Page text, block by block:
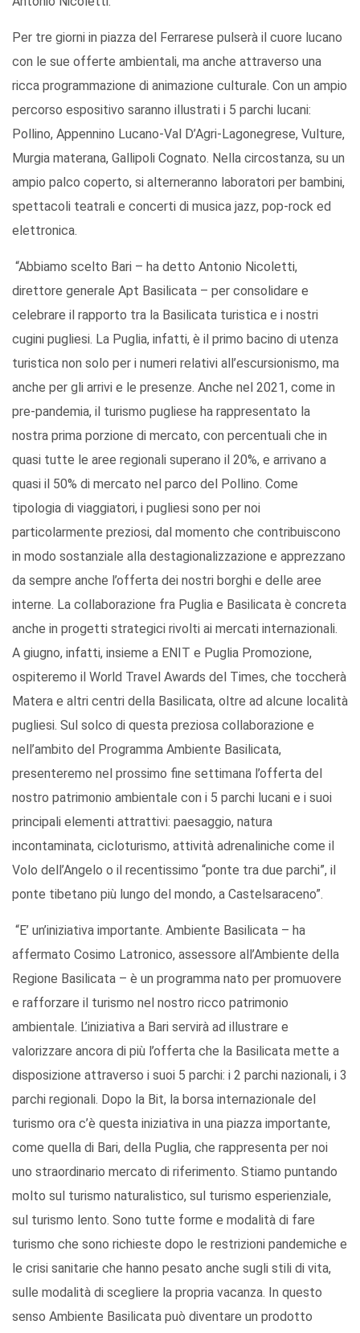
Per tre giorni in piazza del Ferrarese pulserà il cuore lucano
con le sue offerte ambientali, ma anche attraverso una
ricca programmazione di animazione culturale. Con un ampio
percorso espositivo saranno illustrati i 5 parchi lucani:
Pollino, Appennino Lucano-Val D’Agri-Lagonegrese, Vulture,
Murgia materana, Gallipoli Cognato. Nella circostanza, su un
ampio palco coperto, si alterneranno laboratori per bambini,
spettacoli teatrali e concerti di musica jazz, pop-rock ed
elettronica.
“Abbiamo scelto Bari – ha detto Antonio Nicoletti,
direttore generale Apt Basilicata – per consolidare e
celebrare il rapporto tra la Basilicata turistica e i nostri
cugini pugliesi. La Puglia, infatti, è il primo bacino di utenza
turistica non solo per i numeri relativi all’escursionismo, ma
anche per gli arrivi e le presenze. Anche nel 2021, come in
pre-pandemia, il turismo pugliese ha rappresentato la
nostra prima porzione di mercato, con percentuali che in
quasi tutte le aree regionali superano il 20%, e arrivano a
quasi il 50% di mercato nel parco del Pollino. Come
tipologia di viaggiatori, i pugliesi sono per noi
particolarmente preziosi, dal momento che contribuiscono
in modo sostanziale alla destagionalizzazione e apprezzano
da sempre anche l’offerta dei nostri borghi e delle aree
interne. La collaborazione fra Puglia e Basilicata è concreta
anche in progetti strategici rivolti ai mercati internazionali.
A giugno, infatti, insieme a ENIT e Puglia Promozione,
ospiteremo il World Travel Awards del Times, che toccherà
Matera e altri centri della Basilicata, oltre ad alcune località
pugliesi. Sul solco di questa preziosa collaborazione e
nell’ambito del Programma Ambiente Basilicata,
presenteremo nel prossimo fine settimana l’offerta del
nostro patrimonio ambientale con i 5 parchi lucani e i suoi
principali elementi attrattivi: paesaggio, natura
incontaminata, cicloturismo, attività adrenaliniche come il
Volo dell’Angelo o il recentissimo “ponte tra due parchi”, il
ponte tibetano più lungo del mondo, a Castelsaraceno”.
“E’ un’iniziativa importante. Ambiente Basilicata – ha
affermato Cosimo Latronico, assessore all’Ambiente della
Regione Basilicata – è un programma nato per promuovere
e rafforzare il turismo nel nostro ricco patrimonio
ambientale. L’iniziativa a Bari servirà ad illustrare e
valorizzare ancora di più l’offerta che la Basilicata mette a
disposizione attraverso i suoi 5 parchi: i 2 parchi nazionali, i 3
parchi regionali. Dopo la Bit, la borsa internazionale del
turismo ora c’è questa iniziativa in una piazza importante,
come quella di Bari, della Puglia, che rappresenta per noi
uno straordinario mercato di riferimento. Stiamo puntando
molto sul turismo naturalistico, sul turismo esperienziale,
sul turismo lento. Sono tutte forme e modalità di fare
turismo che sono richieste dopo le restrizioni pandemiche e
le crisi sanitarie che hanno pesato anche sugli stili di vita,
sulle modalità di scegliere la propria vacanza. In questo
senso Ambiente Basilicata può diventare un prodotto